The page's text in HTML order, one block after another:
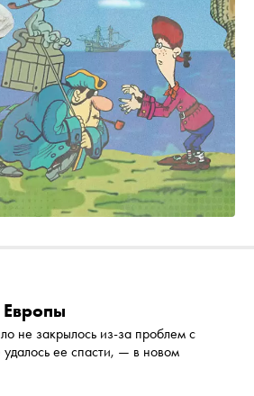
Европы
ее спасти, — в новом